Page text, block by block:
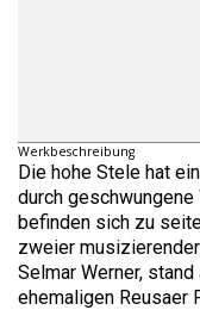
Werkbeschreibung
Die hohe Stele hat
durch
befinden sich zu
zweier
Selmar Werner,
ehemaligen Reusaer